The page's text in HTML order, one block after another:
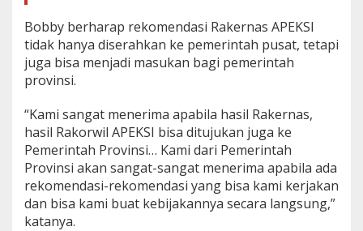
Bobby berharap rekomendasi Rakernas APEKSI
tidak hanya diserahkan ke pemerintah pusat, tetapi
juga bisa menjadi masukan bagi pemerintah
provinsi.
“Kami sangat menerima apabila hasil Rakernas,
hasil Rakorwil APEKSI bisa ditujukan juga ke
Pemerintah Provinsi… Kami dari Pemerintah
Provinsi akan sangat-sangat menerima apabila ada
rekomendasi-rekomendasi yang bisa kami kerjakan
dan bisa kami buat kebijakannya secara langsung,”
katanya.